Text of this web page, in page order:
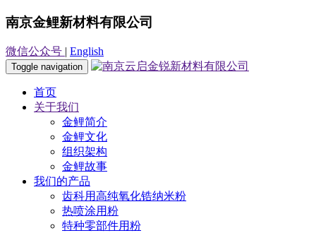
南京金鲤新材料有限公司
微信公众号 | English
Toggle navigation
首页
关于我们
金鲤简介
金鲤文化
组织架构
金鲤故事
我们的产品
齿科用高纯氧化锆纳米粉
热喷涂用粉
特种零部件用粉